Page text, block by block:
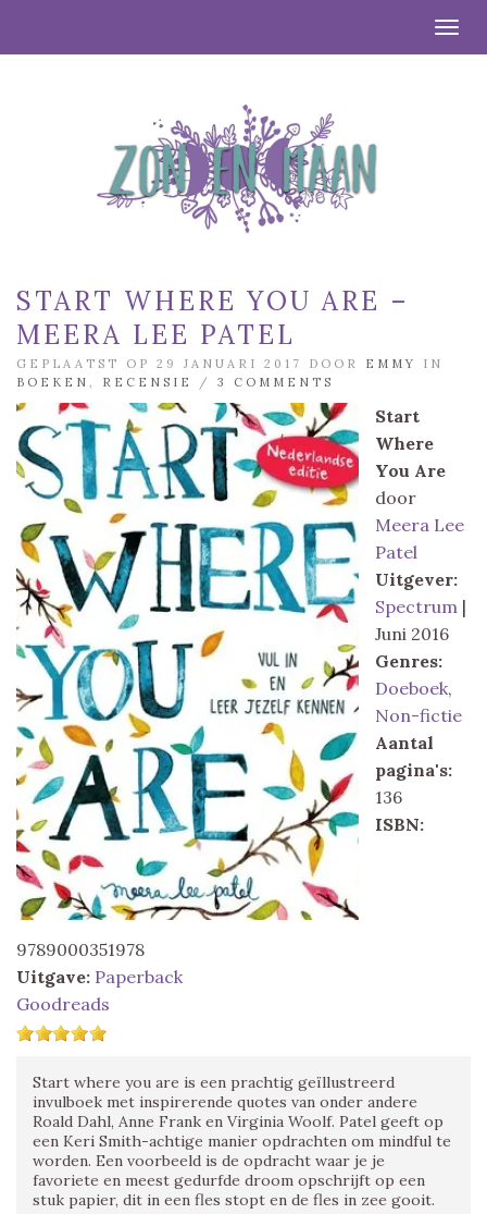
START WHERE YOU ARE –
MEERA LEE PATEL
GEPLAATST OP 29 JANUARI 2017 DOOR EMMY
IN
BOEKEN
RECENSIE / 3 COMMENTS
Start
Where
You Are
door
Meera Lee
Patel
Uitgever:
Spectrum |
Juni 2016
Genres:
Doeboek,
Non-fictie
Aantal
pagina's:
136
ISBN:
9789000351978
Uitgave: Paperback
Goodreads
Start where you are is een prachtig geïllustreerd
invulboek met inspirerende quotes van onder andere
Roald Dahl, Anne Frank en Virginia Woolf. Patel geeft op
een Keri Smith-achtige manier opdrachten om mindful te
worden. Een voorbeeld is de opdracht waar je je
favoriete en meest gedurfde droom opschrijft op een
stuk papier, dit in een fles stopt en de fles in zee gooit.